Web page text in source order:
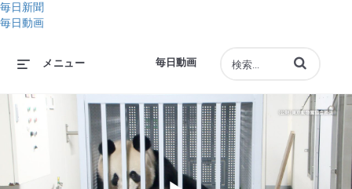
毎日新聞
毎日動画
毎日動画
メニュー 動画の検索語句